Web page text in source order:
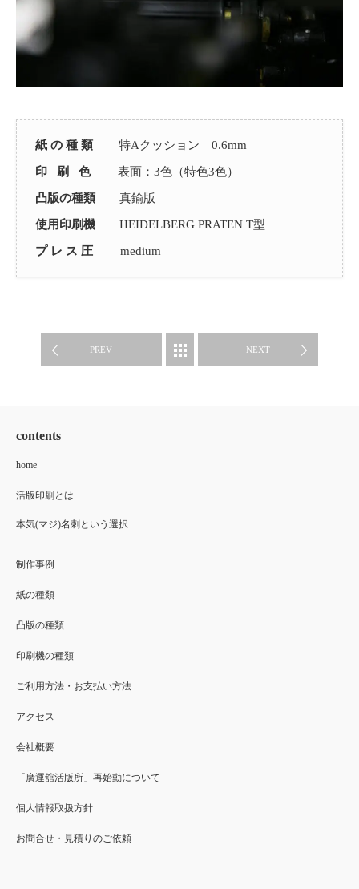
紙 の 種 類 特Aクッション 0.6mm
印 刷 色 表面：3色（特色3色）
凸版の種類 真鍮版
使用印刷機 HEIDELBERG PRATEN T型
プ レ ス 圧 medium
PREV
制作事例 NEXT
contents
home
活版印刷とは
本気(マジ)名刺という選択
制作事例
紙の種類
凸版の種類
印刷機の種類
ご利用方法・お支払い方法
アクセス
会社概要
「廣運舘活版所」再始動について
個人情報取扱方針
お問合せ・見積りのご依頼